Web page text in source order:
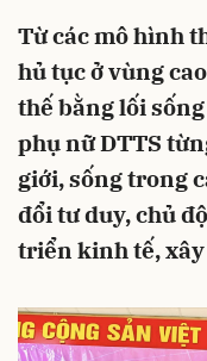
Từ các mô hình
hủ tục ở vùng
thế bằng lối
phụ nữ DTTS
giới, sống trong
đổi tư duy, chủ
triển kinh tế,